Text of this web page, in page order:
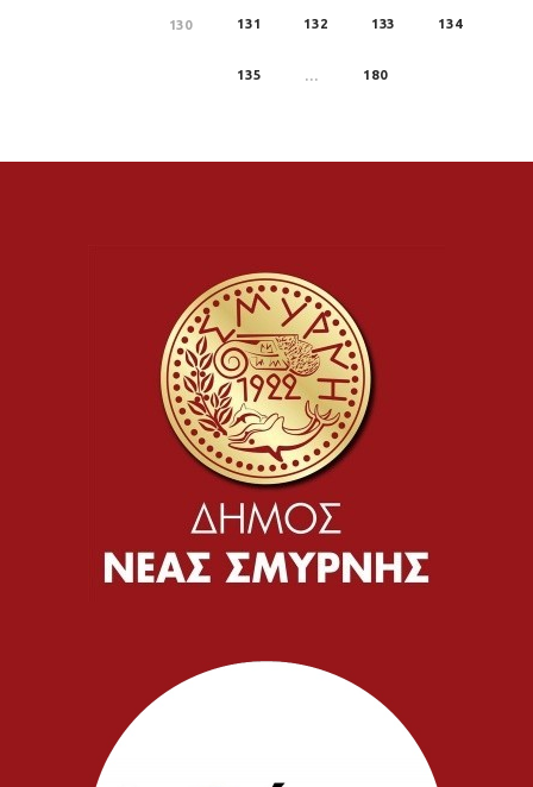
130 131 132 133 134
135 … 180